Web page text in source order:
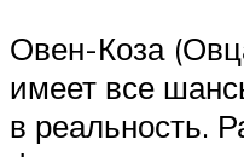
Овен-Коза
имеет все
в реальность.